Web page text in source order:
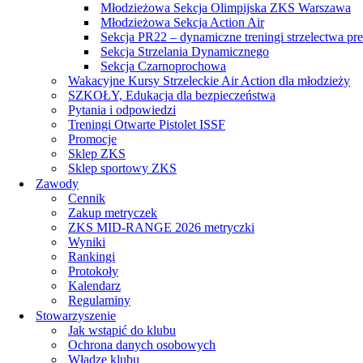
Młodzieżowa Sekcja Olimpijska ZKS Warszawa
Młodzieżowa Sekcja Action Air
Sekcja PR22 – dynamiczne treningi strzelectwa
Sekcja Strzelania Dynamicznego
Sekcja Czarnoprochowa
Wakacyjne Kursy Strzeleckie Air Action dla młodzieży
SZKOŁY, Edukacja dla bezpieczeństwa
Pytania i odpowiedzi
Treningi Otwarte Pistolet ISSF
Promocje
Sklep ZKS
Sklep sportowy ZKS
Zawody
Cennik
Zakup metryczek
ZKS MID-RANGE 2026 metryczki
Wyniki
Rankingi
Protokoły
Kalendarz
Regulaminy
Stowarzyszenie
Jak wstąpić do klubu
Ochrona danych osobowych
Władze klubu